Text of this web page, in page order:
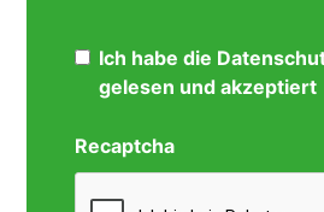
Ich habe die
gelesen und akzeptiert
Recaptcha